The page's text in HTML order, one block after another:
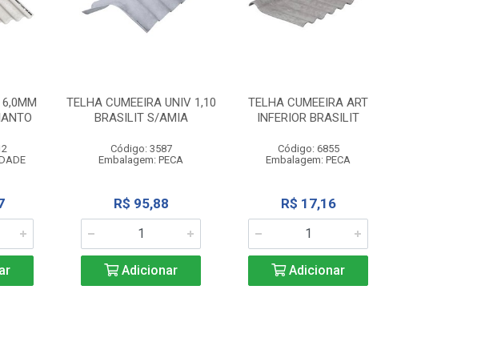
TELHA CUMEEIRA UNIV 1,10
BRASILIT S/AMIA
Código: 3587
Embalagem: PECA
R$ 95,88
Adicionar
TELHA CUMEEIRA ART
INFERIOR BRASILIT
Código: 6855
Embalagem: PECA
R$ 17,16
Adicionar